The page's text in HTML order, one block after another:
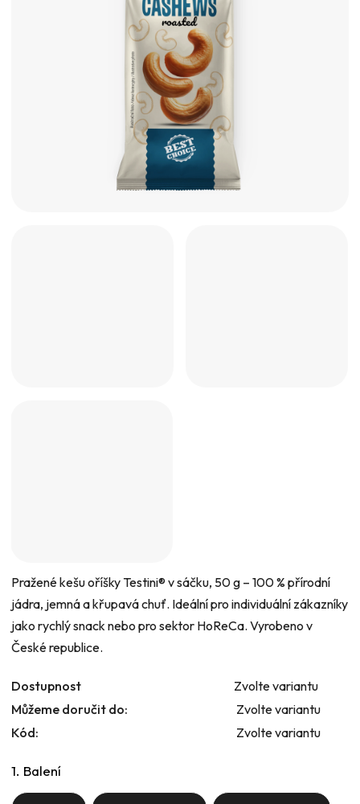
Pražené kešu oříšky Testini® v sáčku, 50 g – 100 % přírodní
jádra, jemná a křupavá chuť. Ideální pro individuální zákazníky
jako rychlý snack nebo pro sektor HoReCa. Vyrobeno v
České republice.
Dostupnost
Zvolte variantu
Můžeme doručit do:
Zvolte variantu
Kód:
Zvolte variantu
1. Balení